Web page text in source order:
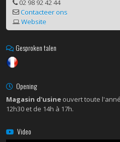
02 98 92 42 44
Contacteer ons
Website
Gesproken talen
Opening
Magasin d'usine ouvert toute
12h30 et de 14h à 17h.
Video